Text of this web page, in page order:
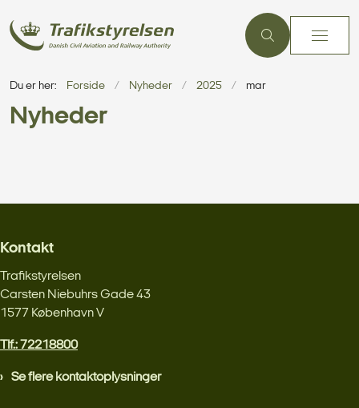
Du er her: Forside Nyheder 2025 mar
Nyheder
Kontakt
Trafikstyrelsen
Carsten Niebuhrs Gade 43
1577 København V
Tlf.: 72218800
Se flere kontaktoplysninger